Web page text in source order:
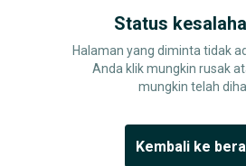
Status
Halaman yang diminta tidak
Anda klik mungkin rusak
mungkin telah
Kembali ke